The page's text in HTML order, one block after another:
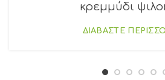
κρεμμύδι
ΔΙΑΒΑΣΤΕ